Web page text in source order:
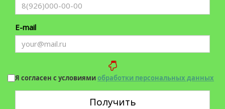
E-mail
Я согласен с условиямиобработки персональных данных
Получить